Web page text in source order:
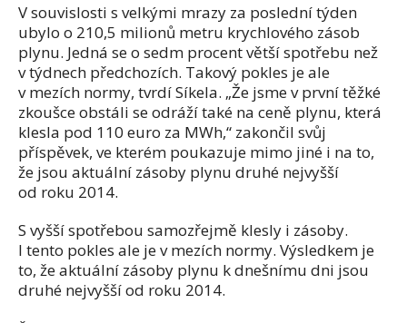
V souvislosti s velkými mrazy za poslední týden
ubylo o 210,5 milionů metru krychlového zásob
plynu. Jedná se o sedm procent větší spotřebu než
v týdnech předchozích. Takový pokles je ale
v mezích normy, tvrdí Síkela. „Že jsme v první těžké
zkoušce obstáli se odráží také na ceně plynu, která
klesla pod 110 euro za MWh,“ zakončil svůj
příspěvek, ve kterém poukazuje mimo jiné i na to,
že jsou aktuální zásoby plynu druhé nejvyšší
od roku 2014.
S vyšší spotřebou samozřejmě klesly i zásoby.
I tento pokles ale je v mezích normy. Výsledkem je
to, že aktuální zásoby plynu k dnešnímu dni jsou
druhé nejvyšší od roku 2014.